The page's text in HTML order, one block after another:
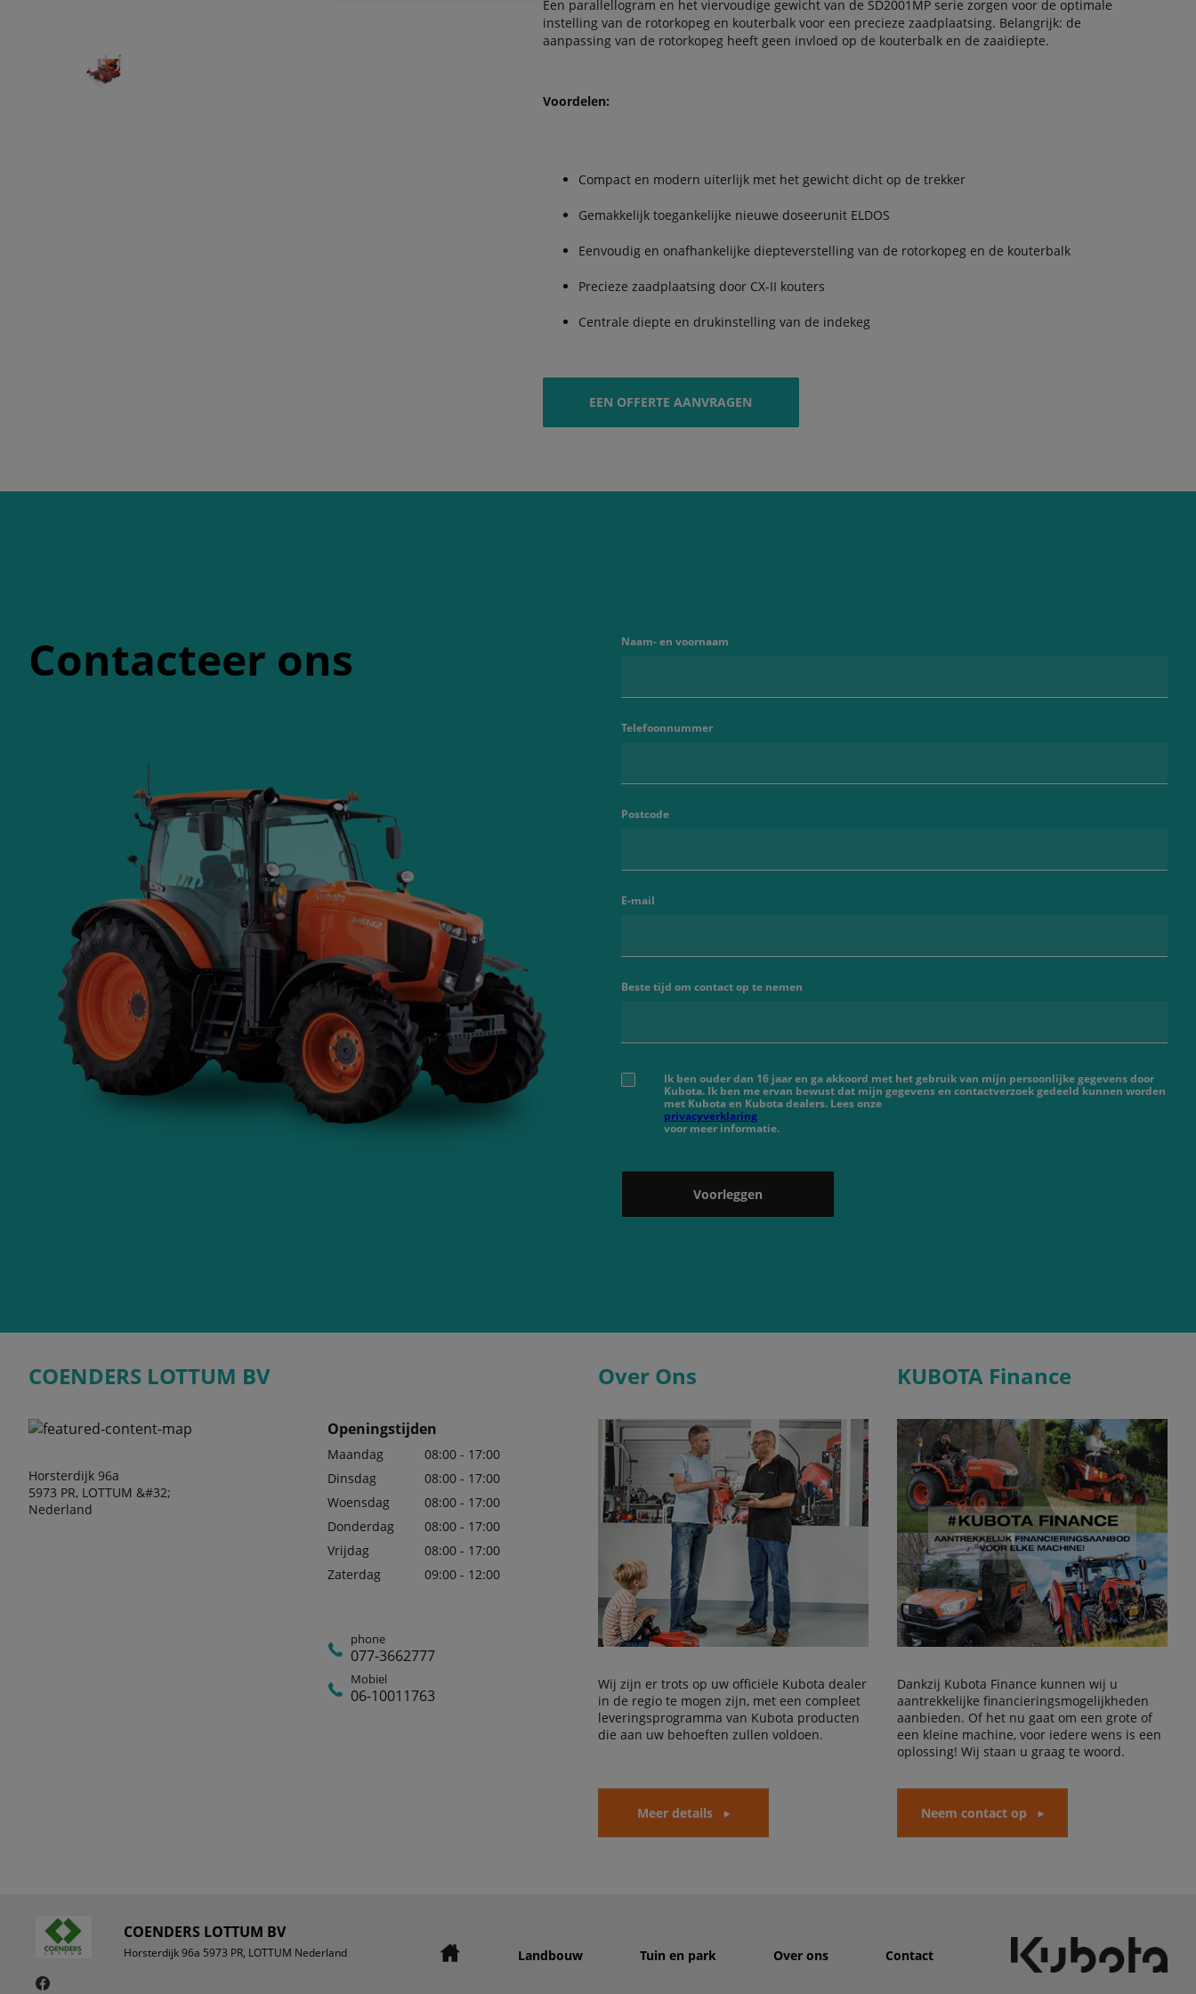
Een parallellogram en het viervoudige gewicht van de SD2001MP serie zorgen voor de optimale
instelling van de rotorkopeg en kouterbalk voor een precieze zaadplaatsing. Belangrijk: de
aanpassing van de rotorkopeg heeft geen invloed op de kouterbalk en de zaaidiepte.
Voordelen:
Compact en modern uiterlijk met het gewicht dicht op de trekker
Gemakkelijk toegankelijke nieuwe doseerunit ELDOS
Eenvoudig en onafhankelijke diepteverstelling van de rotorkopeg en de kouterbalk
Precieze zaadplaatsing door CX-II kouters
Centrale diepte en drukinstelling van de indekeg
EEN OFFERTE AANVRAGEN
Contacteer ons Naam- en voornaam
Telefoonnummer
Postcode
E-mail
Beste tijd om contact op te nemen
Ik ben ouder dan 16 jaar en ga akkoord met het gebruik van mijn persoonlijke gegevens door
Kubota. Ik ben me ervan bewust dat mijn gegevens en contactverzoek gedeeld kunnen worden
met Kubota en Kubota dealers. Lees onze
privacyverklaring
voor meer informatie.
Voorleggen
COENDERS LOTTUM BV
Horsterdijk 96a
5973 PR, LOTTUM &#32;
Nederland
Openingstijden
Maandag
08:00 - 17:00
Dinsdag
08:00 - 17:00
Woensdag
08:00 - 17:00
Donderdag
08:00 - 17:00
Vrijdag
08:00 - 17:00
Zaterdag
09:00 - 12:00
phone
077-3662777
Mobiel
06-10011763
Over Ons
Wij zijn er trots op uw officiële Kubota dealer
in de regio te mogen zijn, met een compleet
leveringsprogramma van Kubota producten
die aan uw behoeften zullen voldoen.
Meer details
KUBOTA Finance
Dankzij Kubota Finance kunnen wij u
aantrekkelijke financieringsmogelijkheden
aanbieden. Of het nu gaat om een grote of
een kleine machine, voor iedere wens is een
oplossing! Wij staan u graag te woord.
Neem contact op
COENDERS LOTTUM BV
Horsterdijk 96a 5973 PR, LOTTUM Nederland Landbouw Tuin en park Over ons Contact